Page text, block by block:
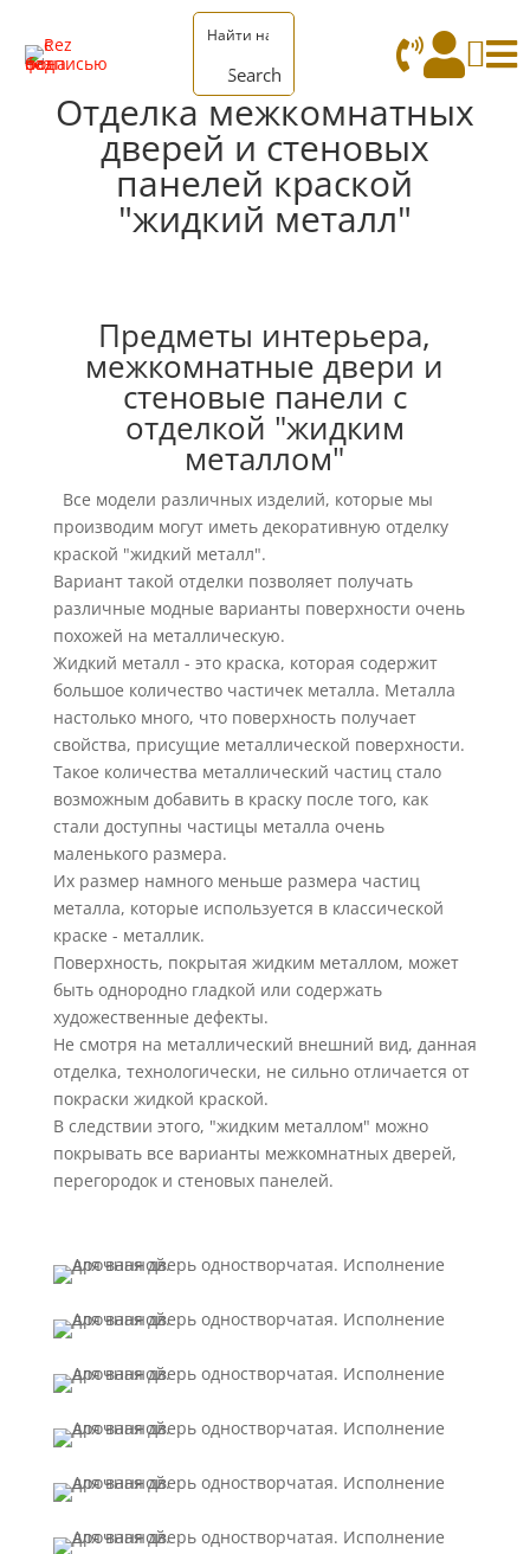
Search

Отделка межкомнатных
дверей и стеновых
панелей краской
"жидкий металл"
Предметы интерьера,
межкомнатные двери и
стеновые панели с
отделкой "жидким
металлом"
Все модели различных изделий, которые мы
производим могут иметь декоративную отделку
краской "жидкий металл".
Вариант такой отделки позволяет получать
различные модные варианты поверхности очень
похожей на металлическую.
Жидкий металл - это краска, которая содержит
большое количество частичек металла. Металла
настолько много, что поверхность получает
свойства, присущие металлической поверхности.
Такое количества металлический частиц стало
возможным добавить в краску после того, как
стали доступны частицы металла очень
маленького размера.
Их размер намного меньше размера частиц
металла, которые используется в классической
краске - металлик.
Поверхность, покрытая жидким металлом, может
быть однородно гладкой или содержать
художественные дефекты.
Не смотря на металлический внешний вид, данная
отделка, технологически, не сильно отличается от
покраски жидкой краской.
В следствии этого, "жидким металлом" можно
покрывать все варианты межкомнатных дверей,
перегородок и стеновых панелей.